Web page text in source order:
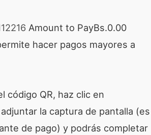
Amount to PayBs.0.00
hacer pagos mayores a
código QR, haz clic en
la captura de pantalla (es
de pago) y podrás completar